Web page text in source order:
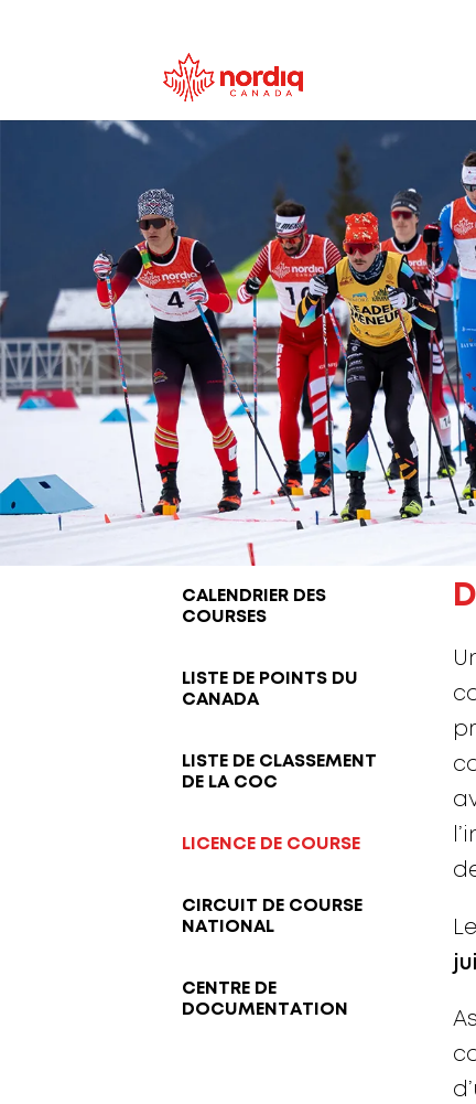
CALENDRIER DES
COURSES
LISTE DE POINTS DU
CANADA
LISTE DE CLASSEMENT
DE LA COC
LICENCE DE COURSE
CIRCUIT DE COURSE
NATIONAL
CENTRE DE
DOCUMENTATION